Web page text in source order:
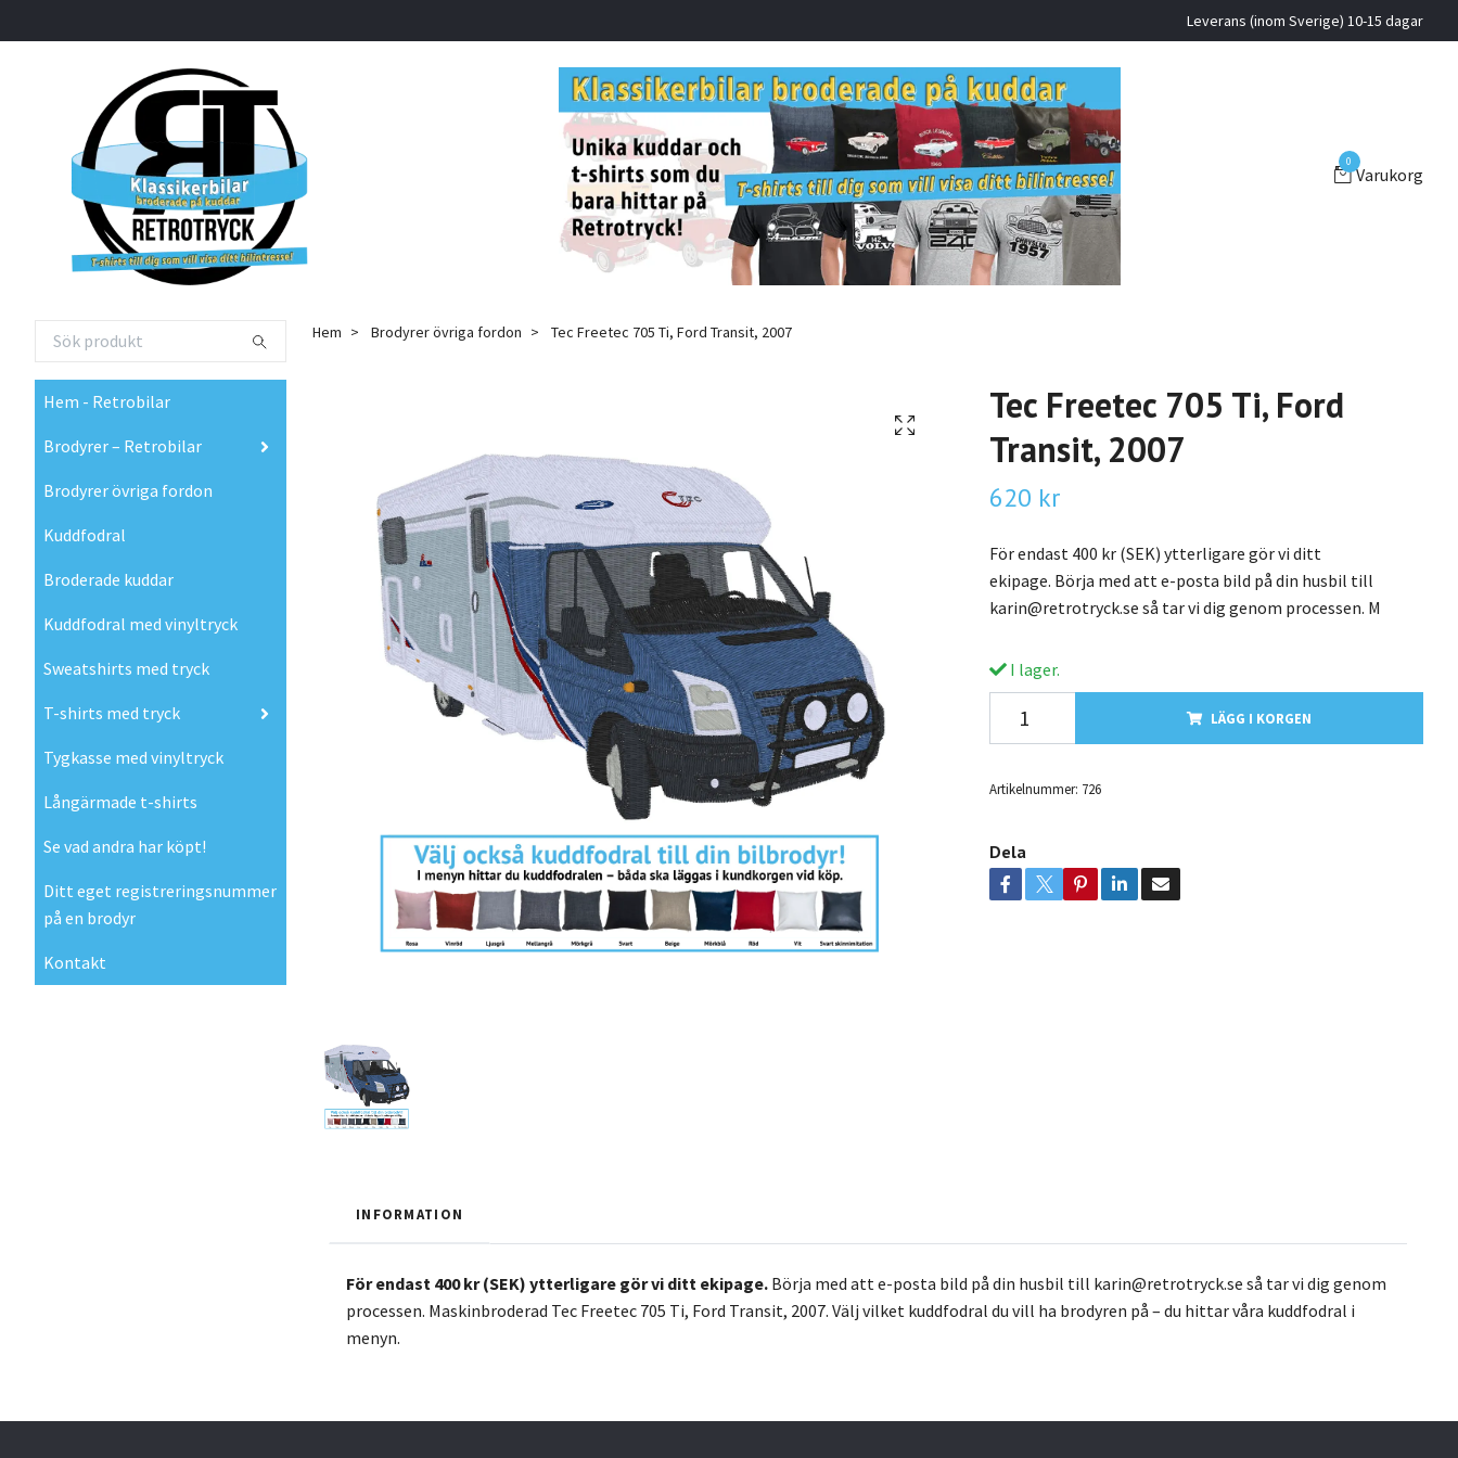
Leverans (inom Sverige) 10-15 dagar
0
Varukorg
Hem - Retrobilar
Brodyrer – Retrobilar
Brodyrer övriga fordon
Kuddfodral
Broderade kuddar
Kuddfodral med vinyltryck
Sweatshirts med tryck
T-shirts med tryck
Tygkasse med vinyltryck
Långärmade t-shirts
Se vad andra har köpt!
Ditt eget registreringsnummer
på en brodyr
Kontakt
Hem Brodyrer övriga fordon Tec Freetec 705 Ti, Ford Transit, 2007
Tec Freetec 705 Ti, Ford
Transit, 2007
620 kr
För endast 400 kr (SEK) ytterligare gör vi ditt
ekipage. Börja med att e-posta bild på din husbil till
karin@retrotryck.se så tar vi dig genom processen. M
I lager.
LÄGG I KORGEN
Artikelnummer: 726
Dela
INFORMATION
För endast 400 kr (SEK) ytterligare gör vi ditt ekipage. Börja med att e-posta bild på din husbil till karin@retrotryck.se så tar vi dig genom
processen. Maskinbroderad Tec Freetec 705 Ti, Ford Transit, 2007. Välj vilket kuddfodral du vill ha brodyren på – du hittar våra kuddfodral i
menyn.